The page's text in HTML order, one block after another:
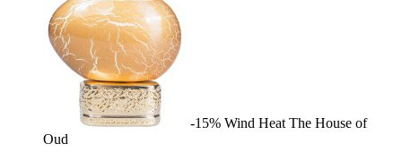
-15% Wind Heat The House of
Oud